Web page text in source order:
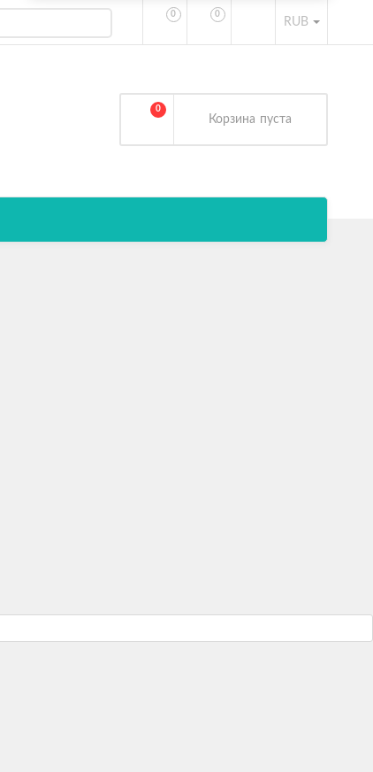
0 0
RUB
0
Корзина пуста